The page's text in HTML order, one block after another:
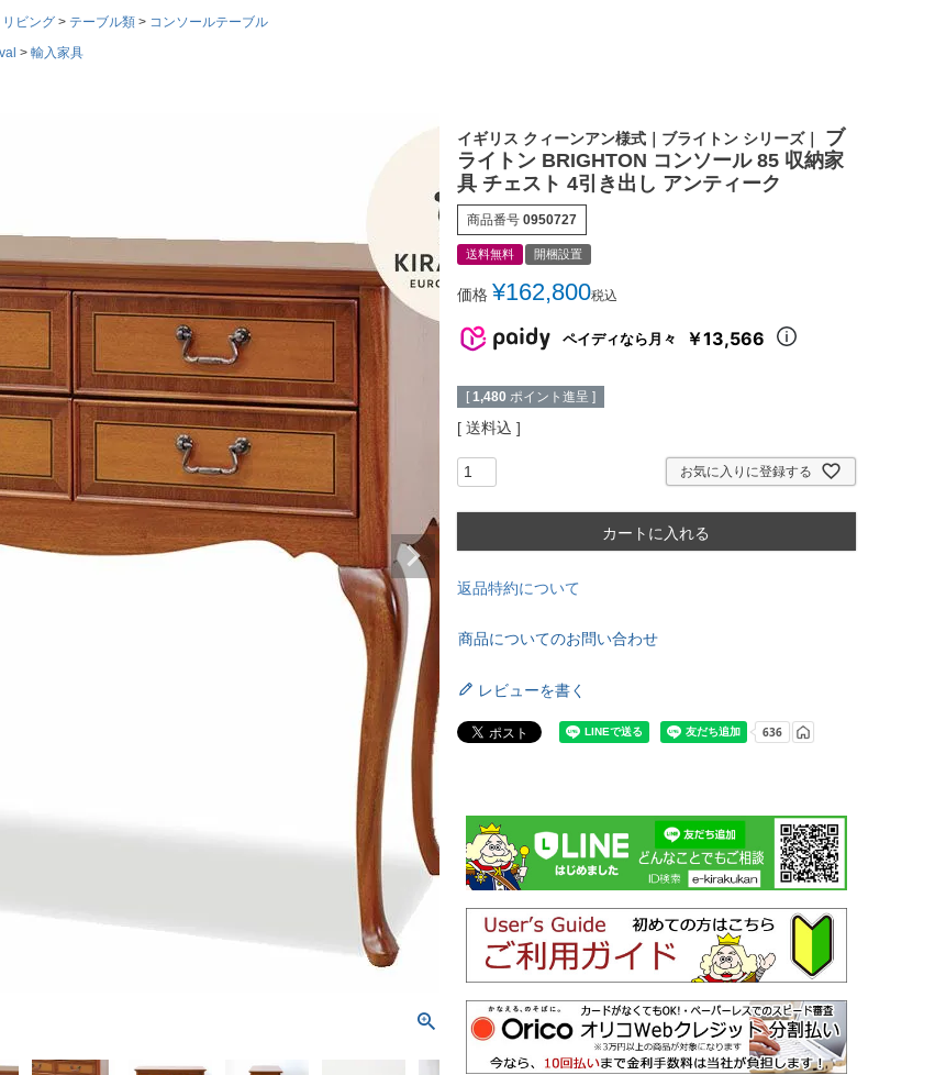
リビング テーブル類
コンソールテーブル
輸入家具
イギリス クィーンアン様式｜ブライトン シリーズ｜
ブ
ライトン BRIGHTON コンソール 85 収納家
具 チェスト 4引き出し アンティーク
商品番号 0950727
送料無料 開梱設置
価格 ¥162,800税込
ペイディなら月々 ￥13,566
[ 1,480 ポイント進呈 ]
送料込
お気に入りに登録する
カートに入れる
返品特約について
商品についてのお問い合わせ
レビューを書く